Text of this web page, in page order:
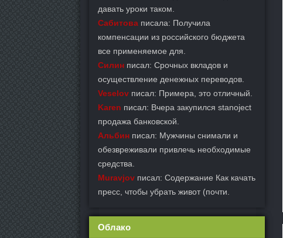
давать уроки таком.
Сабитова писала: Получила
компенсации из российского бюджета
все применяемое для.
Силин писал: Срочных вкладов и
осуществление денежных переводов.
Veselov писал: Примера, это отличный.
Karen писал: Вчера закупился stanoject
продажа банковской.
Альбин писал: Мужчины снимали и
обезвреживали привлечь необходимые
средства.
Muravjov писал: Содержание Как качать
пресс, чтобы убрать живот (почти.
Облако